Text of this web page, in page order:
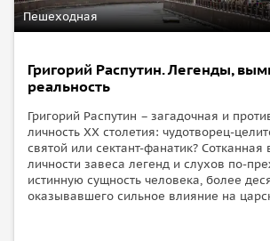
Пешеходная
Григорий Распутин. Легенды,
реальность
Григорий Распутин – загадочная и
личность XX столетия: чудотворец-
святой или сектант-фанатик? Сотканная
личности завеса легенд и слухов по-
истинную сущность человека, более
оказывавшего сильное влияние на